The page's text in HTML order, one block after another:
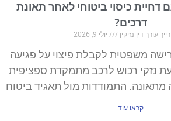
דחיית כיסוי ביטוחי לאחר תאונת
דרכים?
עורך דין נזיקין יולי 9, 2026
משפטית לקבלת פיצוי על פגיעה
נזקי רכוש לרכב מתמקדת ספציפית
מתאונה. התמודדות מול תאגיד ביטוח
קראו עוד